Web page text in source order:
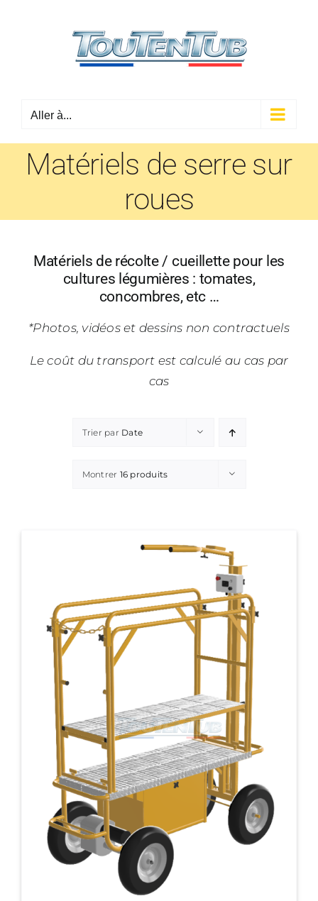
Aller à...
Matériels de serre sur
roues
Matériels de récolte / cueillette pour les
cultures légumières : tomates,
concombres, etc …
*Photos, vidéos et dessins non contractuels
Le coût du transport est calculé au cas par
cas
Trier par Date
Montrer 16 produits